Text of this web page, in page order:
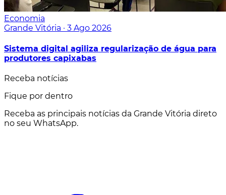
Economia
Grande Vitória · 3 Ago 2026
Sistema digital agiliza regularização de água para
produtores capixabas
Receba notícias
Fique por dentro
Receba as principais notícias da Grande Vitória direto
no seu WhatsApp.